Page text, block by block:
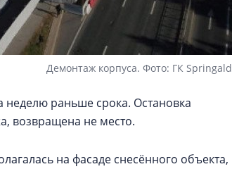
Демонтаж корпуса. Фото: ГК Springald
раньше срока. Остановка
возвращена не место.
на фасаде снесённого объекта,